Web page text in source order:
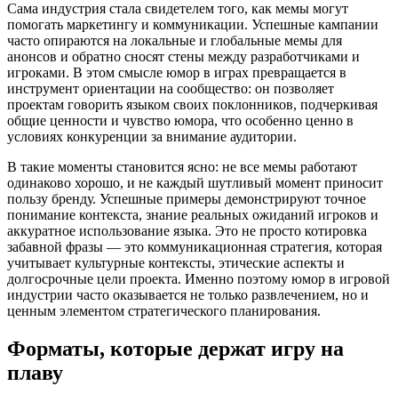
Сама индустрия стала свидетелем того, как мемы могут
помогать маркетингу и коммуникации. Успешные кампании
часто опираются на локальные и глобальные мемы для
анонсов и обратно сносят стены между разработчиками и
игроками. В этом смысле юмор в играх превращается в
инструмент ориентации на сообщество: он позволяет
проектам говорить языком своих поклонников, подчеркивая
общие ценности и чувство юмора, что особенно ценно в
условиях конкуренции за внимание аудитории.
В такие моменты становится ясно: не все мемы работают
одинаково хорошо, и не каждый шутливый момент приносит
пользу бренду. Успешные примеры демонстрируют точное
понимание контекста, знание реальных ожиданий игроков и
аккуратное использование языка. Это не просто котировка
забавной фразы — это коммуникационная стратегия, которая
учитывает культурные контексты, этические аспекты и
долгосрочные цели проекта. Именно поэтому юмор в игровой
индустрии часто оказывается не только развлечением, но и
ценным элементом стратегического планирования.
Форматы, которые держат игру на
плаву